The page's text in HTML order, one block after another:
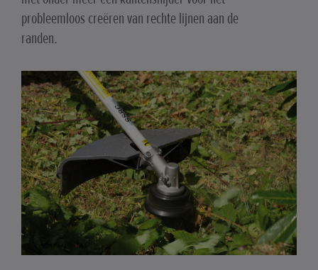
probleemloos creëren van rechte lijnen aan de
randen.